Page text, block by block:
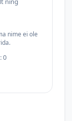
nime ei ole
0